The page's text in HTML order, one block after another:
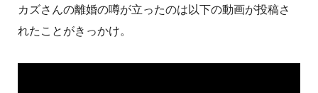
カズさんの離婚の噂が立ったのは以下の動画が投稿さ
れたことがきっかけ。